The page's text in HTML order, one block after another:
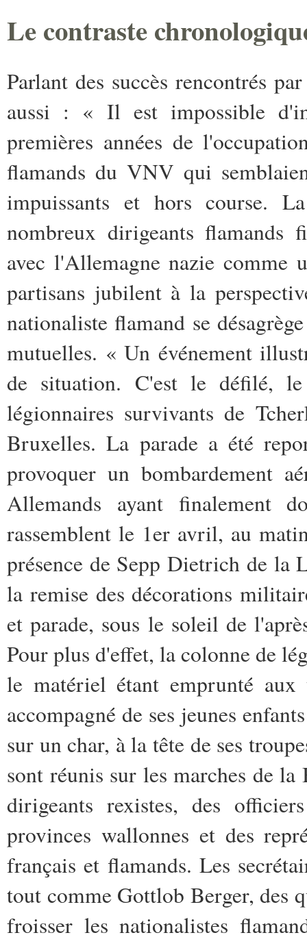
Le contraste
Parlant des succès rencontrés
aussi : « Il est impossible
premières années de
flamands du VNV qui
impuissants et hors course.
nombreux dirigeants flamands
avec l'Allemagne nazie comme
partisans jubilent à la
nationaliste flamand se
mutuelles. « Un événement
de situation. C'est le défilé,
légionnaires survivants de
Bruxelles. La parade a été
provoquer un bombardement
Allemands ayant finalement
rassemblent le 1er avril, au
présence de Sepp Dietrich de la
la remise des décorations
et parade, sous le soleil de
Pour plus d'effet, la colonne de
le matériel étant emprunté
accompagné de ses jeunes
sur un char, à la tête de ses
sont réunis sur les marches de
dirigeants rexistes, des
provinces wallonnes et des
français et flamands. Les
tout comme Gottlob Berger, des
froisser les nationalistes